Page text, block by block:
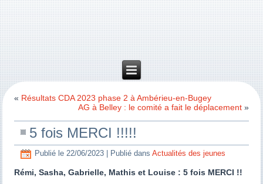
« Résultats CDA 2023 phase 2 à Ambérieu-en-Bugey
AG à Belley : le comité a fait le déplacement»
5 fois MERCI !!!!!
Publié le 22/06/2023 Publié dans Actualités des jeunes
Rémi, Sasha, Gabrielle, Mathis et Louise : 5 fois MERCI !!